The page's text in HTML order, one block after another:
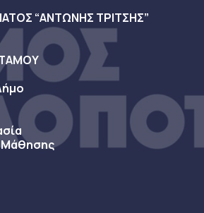
“ΑΝΤΩΝΗΣ ΤΡΙΤΣΗΣ”
Μάθησης